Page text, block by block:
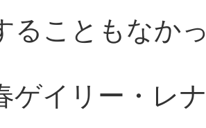
ることもなか
ゲイリー・レ